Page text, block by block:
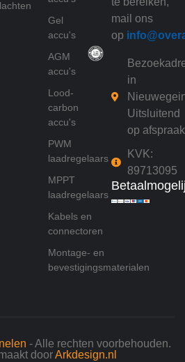
Gel
accu's
AGM
accu's
Lood-
carbon
accu's
PWM
laadregelaars
MPPT
laadregelaars
Kabels en
connectoren
Montage- en
bevestigingsmaterialen
mail ons
op
in
Uitsluitend
op afspraak
KVK:
89713095
- Alle rechten voorbehouden.
doorArkdesign.nl